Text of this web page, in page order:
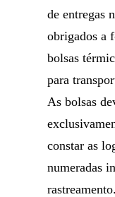
de entregas
obrigados a
bolsas
para
As bolsas
constar as
numeradas
rastreamento.